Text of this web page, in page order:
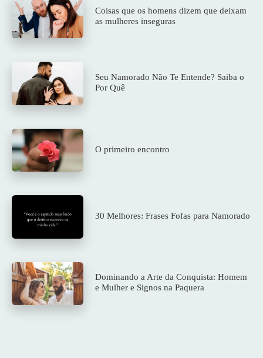
Coisas que os homens dizem que deixam
as mulheres inseguras
Seu Namorado Não Te Entende? Saiba o
Por Quê
O primeiro encontro
30 Melhores: Frases Fofas para Namorado
Dominando a Arte da Conquista: Homem
e Mulher e Signos na Paquera